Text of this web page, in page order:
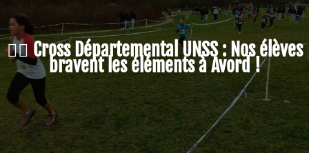
🏃‍♂️ Cross Départemental UNSS : Nos élèves
bravent les éléments à Avord !